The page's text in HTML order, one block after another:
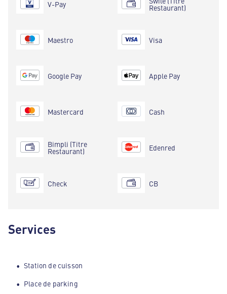
V-Pay
Maestro
Google Pay
Mastercard
Bimpli (Titre
Restaurant)
Check
Restaurant)
Visa
Apple Pay
Cash
Edenred
CB
Services
Station de cuisson
Place de parking